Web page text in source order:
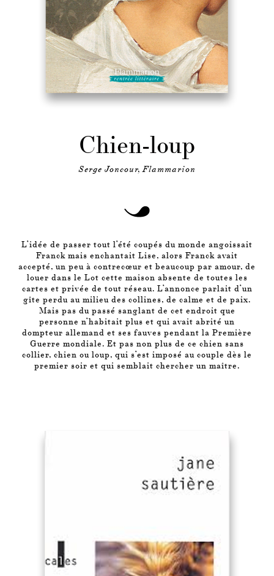
Chien-loup
Serge Joncour, Flammarion
L’idée de passer tout l’été coupés du monde angoissait
Franck mais enchantait Lise, alors Franck avait
accepté, un peu à contrecœur et beaucoup par amour, de
louer dans le Lot cette maison absente de toutes les
cartes et privée de tout réseau. L’annonce parlait d’un
gîte perdu au milieu des collines, de calme et de paix.
Mais pas du passé sanglant de cet endroit que
personne n’habitait plus et qui avait abrité un
dompteur allemand et ses fauves pendant la Première
Guerre mondiale. Et pas non plus de ce chien sans
collier, chien ou loup, qui s’est imposé au couple dès le
premier soir et qui semblait chercher un maître.